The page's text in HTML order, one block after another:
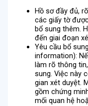
Hồ sơ đầy đủ,
các giấy tờ
bổ sung thêm.
đến giai đoạn
Yêu cầu bổ
information):
làm rõ thông
sung. Việc này
gian xét duyệt.
gồm chứng
mối quan hệ